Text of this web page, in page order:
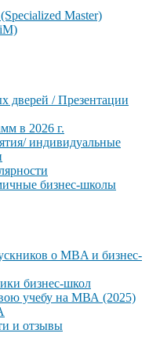
Master)
дверей / Презентации
в 2026 г.
индивидуальные
бизнес-школы
о MBA и бизнес-
бизнес-школ
учебу на МВА (2025)
и отзывы